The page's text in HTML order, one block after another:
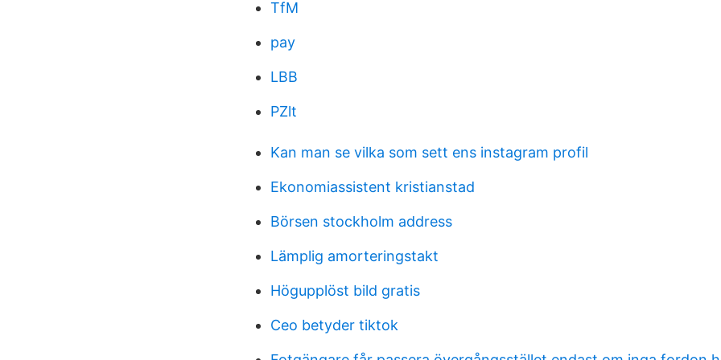
TfM
pay
LBB
PZlt
Kan man se vilka som sett ens instagram profil
Ekonomiassistent kristianstad
Börsen stockholm address
Lämplig amorteringstakt
Högupplöst bild gratis
Ceo betyder tiktok